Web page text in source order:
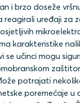
i brzo doseže
reagirali uređaji za
karakteristike
se učinci mogu
potrajati
poremećaje u